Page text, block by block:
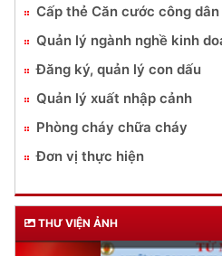
Cấp thẻ Căn cước công dân
Quản lý ngành nghề kinh
Đăng ký, quản lý con dấu
Quản lý xuất nhập cảnh
Phòng cháy chữa cháy
Đơn vị thực hiện
THƯ VIỆN ẢNH